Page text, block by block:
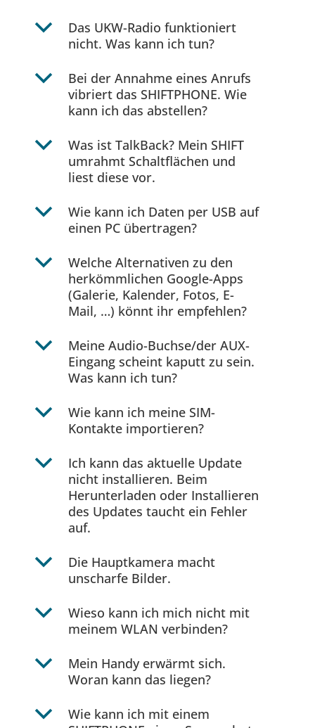
b
Das UKW-Radio funktioniert
nicht. Was kann ich tun?
b
Bei der Annahme eines Anrufs
vibriert das SHIFTPHONE. Wie
kann ich das abstellen?
b
Was ist TalkBack? Mein SHIFT
umrahmt Schaltflächen und
liest diese vor.
b
Wie kann ich Daten per USB auf
einen PC übertragen?
b
Welche Alternativen zu den
herkömmlichen Google-Apps
(Galerie, Kalender, Fotos, E-
Mail, …) könnt ihr empfehlen?
b
Meine Audio-Buchse/der AUX-
Eingang scheint kaputt zu sein.
Was kann ich tun?
b
Wie kann ich meine SIM-
Kontakte importieren?
b
Ich kann das aktuelle Update
nicht installieren. Beim
Herunterladen oder Installieren
des Updates taucht ein Fehler
auf.
b
Die Hauptkamera macht
unscharfe Bilder.
b
Wieso kann ich mich nicht mit
meinem WLAN verbinden?
b
Mein Handy erwärmt sich.
Woran kann das liegen?
b
Wie kann ich mit einem